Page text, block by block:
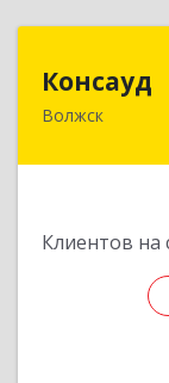
Консауд
Волжск
Клиентов
425005,